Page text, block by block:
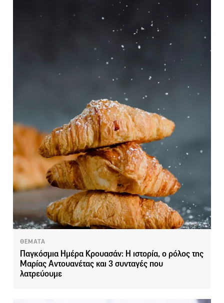
ΘΕΜΑΤΑ
Παγκόσμια Ημέρα Κρουασάν: Η ιστορία, ο ρόλος της
Μαρίας Αντουανέτας και 3 συνταγές που
λατρεύουμε